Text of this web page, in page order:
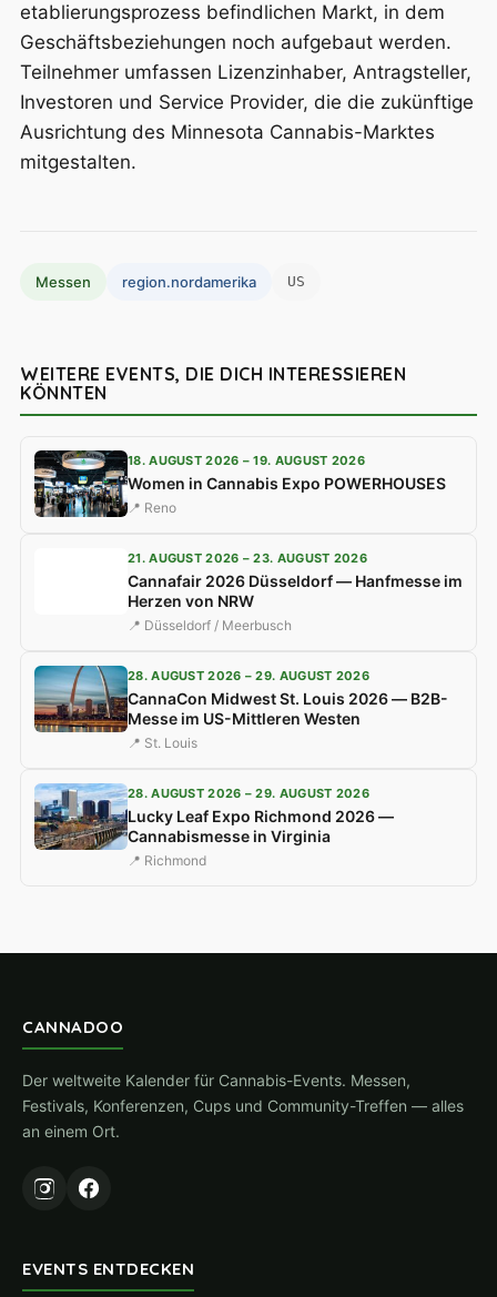
etablierungsprozess befindlichen Markt, in dem
Geschäftsbeziehungen noch aufgebaut werden.
Teilnehmer umfassen Lizenzinhaber, Antragsteller,
Investoren und Service Provider, die die zukünftige
Ausrichtung des Minnesota Cannabis-Marktes
mitgestalten.
Messen region.nordamerika US
WEITERE EVENTS, DIE DICH INTERESSIEREN
KÖNNTEN
18. AUGUST 2026 – 19. AUGUST 2026
Women in Cannabis Expo POWERHOUSES
📍 Reno
21. AUGUST 2026 – 23. AUGUST 2026
Cannafair 2026 Düsseldorf — Hanfmesse im
Herzen von NRW
📍 Düsseldorf / Meerbusch
28. AUGUST 2026 – 29. AUGUST 2026
CannaCon Midwest St. Louis 2026 — B2B-
Messe im US-Mittleren Westen
📍 St. Louis
28. AUGUST 2026 – 29. AUGUST 2026
Lucky Leaf Expo Richmond 2026 —
Cannabismesse in Virginia
📍 Richmond
CANNADOO
Der weltweite Kalender für Cannabis-Events. Messen,
Festivals, Konferenzen, Cups und Community-Treffen — alles
an einem Ort.
EVENTS ENTDECKEN